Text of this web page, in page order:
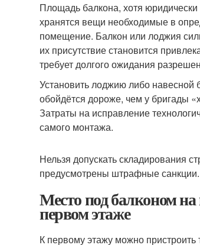
Площадь балкона, хотя
хранятся вещи необходимые в
помещение. Балкон или лоджия
их присутствие становится
требует долгого ожидания
Установить лоджию либо навесной
обойдётся дороже, чем у бригады
Затраты на исправление
самого монтажа.
Нельзя допускать складирования
предусмотрены штрафные санкции.
Место под балконом
первом этаже
К первому этажу можно